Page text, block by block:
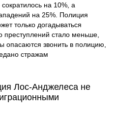
на 10%, а
на 25%. Полиция
только догадываться
преступлений стало меньше,
опасаются звонить в полицию,
стражам
Лос-Анджелеса не